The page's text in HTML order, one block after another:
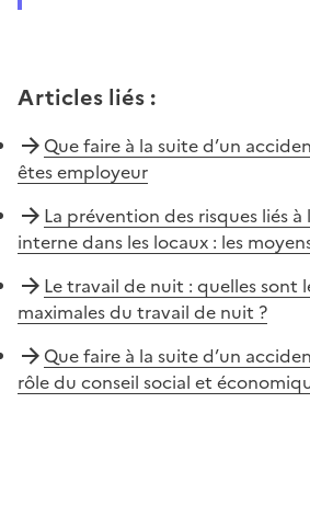
Articles liés :
Que faire à la suite d’un
êtes employeur
La prévention des risques liés
interne dans les locaux : les
Le travail de nuit : quelles sont
maximales du travail de nuit ?
Que faire à la suite d’un
rôle du conseil social et